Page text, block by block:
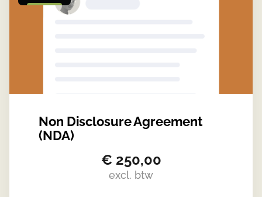
Non Disclosure Agreement
(NDA)
€ 250,00
excl. btw